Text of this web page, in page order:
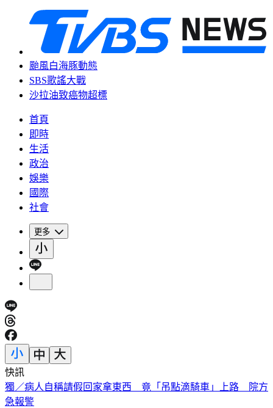
颱風白海豚動態
SBS歌謠大戰
沙拉油致癌物超標
首頁
即時
生活
政治
娛樂
國際
社會
更多
快訊
白海豚明逼近家門！「豪雨熱區」曝光 東部高溫36度
首頁｜